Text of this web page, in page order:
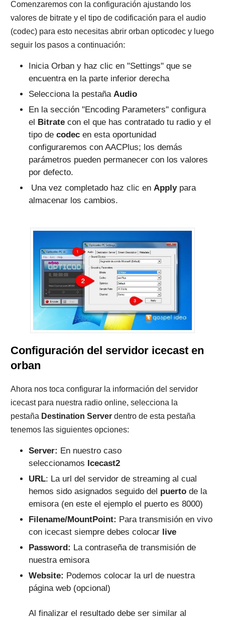
Comenzaremos con la configuración ajustando los
valores de bitrate y el tipo de codificación para el audio
(codec) para esto necesitas abrir orban opticodec y luego
seguir los pasos a continuación:
Inicia Orban y haz clic en "Settings" que se
encuentra en la parte inferior derecha
Selecciona la pestaña Audio
En la sección "Encoding Parameters" configura
el Bitrate con el que has contratado tu radio y el
tipo de codec en esta oportunidad
configuraremos con AACPlus; los demás
parámetros pueden permanecer con los valores
por defecto.
Una vez completado haz clic en Apply para
almacenar los cambios.
Configuración del servidor icecast en
orban
Ahora nos toca configurar la información del servidor
icecast para nuestra radio online, selecciona la
pestaña Destination Server dentro de esta pestaña
tenemos las siguientes opciones:
Server: En nuestro caso
seleccionamos Icecast2
URL: La url del servidor de streaming al cual
hemos sido asignados seguido del puerto de la
emisora (en este el ejemplo el puerto es 8000)
Filename/MountPoint: Para transmisión en vivo
con icecast siempre debes colocar live
Password: La contraseña de transmisión de
nuestra emisora
Website: Podemos colocar la url de nuestra
página web (opcional)
Al finalizar el resultado debe ser similar al